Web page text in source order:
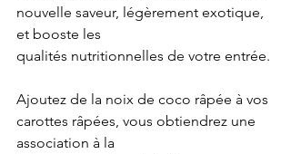
nouvelle saveur, légèrement exotique,
et booste les
qualités nutritionnelles de votre entrée.
Ajoutez de la noix de coco râpée à vos
carottes râpées, vous obtiendrez une
association à la